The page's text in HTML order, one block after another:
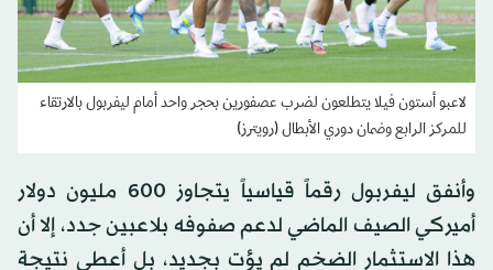
لاعبو أستون فيلا يتطلعون لضرب عصفورين بحجر واحد أمام ليفربول بالارتقاء
للمركز الرابع وضمان دوري الأبطال (رويترز)
وأنفق ليفربول رقماً قياسياً يتجاوز 600 مليون دولار
أميركي الصيف الماضي لدعم صفوفه بلاعبين جدد، إلا أن
هذا الاستثمار الضخم لم يؤت بجديد، بل أعطى نتيجة